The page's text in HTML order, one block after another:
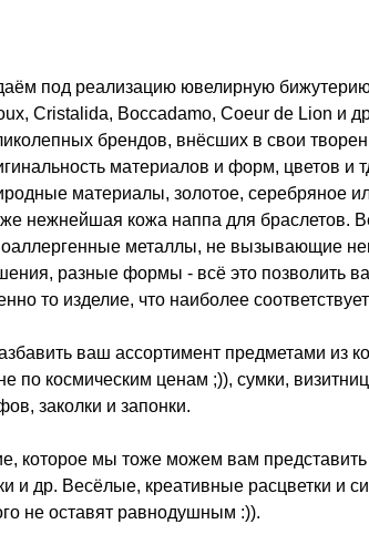
под реализацию ювелирную
Cristalida, Boccadamo, Coeur de Lion и
брендов, внёсших в свои
материалов и форм, цветов и
материалы, золотое, серебряное
нежнейшая кожа наппа для браслетов.
металлы, не вызывающие
разные формы - всё это позволить
то изделие, что наиболее
ваш ассортимент предметами из
по космическим ценам ;)), сумки,
заколки и запонки.
которое мы тоже можем вам представить
и др. Весёлые, креативные расцветки и
не оставят равнодушным :)).